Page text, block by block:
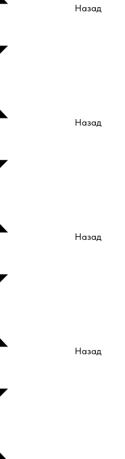
Назад
Назад
Назад
Назад